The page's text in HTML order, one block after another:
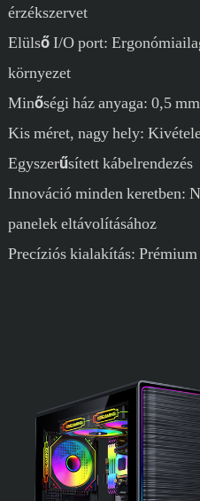
érzékszervet
Elülső I/O port:
környezet
Minőségi ház anyaga: 0,5
Kis méret, nagy hely:
Egyszerűsített kábelrendezés
Innováció minden keretben:
panelek eltávolításához
Precíziós kialakítás: